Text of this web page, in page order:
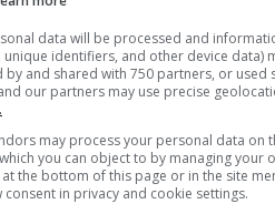
Your personal data will be
(cookies, unique identifiers,
accessed by and shared
site. We and our partners
Some vendors may
interest, which you can
for a link at the bottom of
withdraw consent in privacy